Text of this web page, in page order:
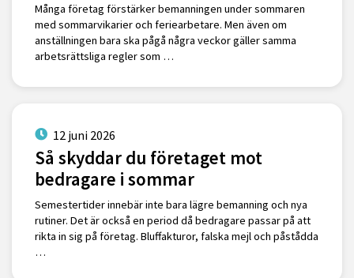
Många företag förstärker bemanningen under sommaren
med sommarvikarier och feriearbetare. Men även om
anställningen bara ska pågå några veckor gäller samma
arbetsrättsliga regler som …
12 juni 2026
Så skyddar du företaget mot
bedragare i sommar
Semestertider innebär inte bara lägre bemanning och nya
rutiner. Det är också en period då bedragare passar på att
rikta in sig på företag. Bluffakturor, falska mejl och påstådda
…